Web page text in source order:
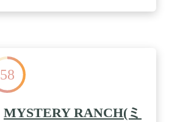
58
MYSTERY RANCH(ミ